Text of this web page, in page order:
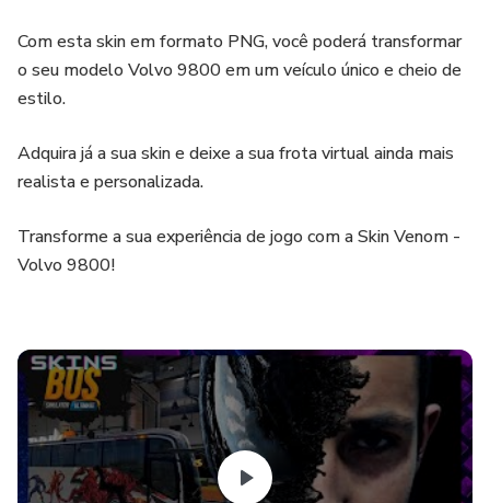
Com esta skin em formato PNG, você poderá transformar
o seu modelo Volvo 9800 em um veículo único e cheio de
estilo.
Adquira já a sua skin e deixe a sua frota virtual ainda mais
realista e personalizada.
Transforme a sua experiência de jogo com a Skin Venom -
Volvo 9800!